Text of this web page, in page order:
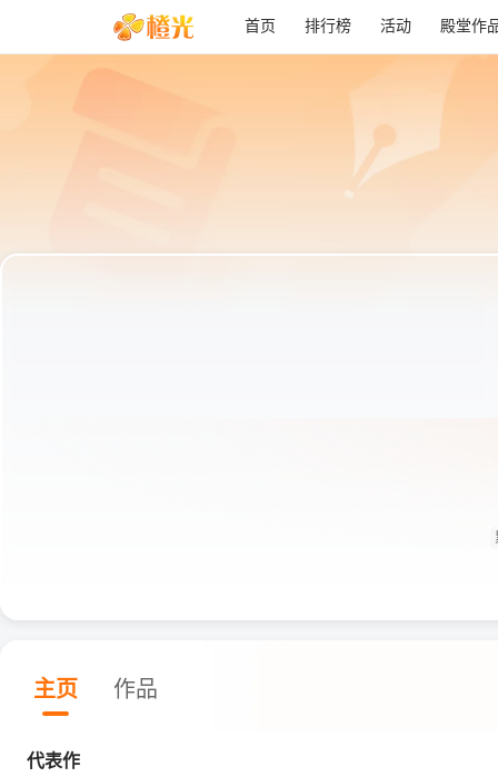
首页 排行榜 活动 殿堂作
主页 作品
代表作